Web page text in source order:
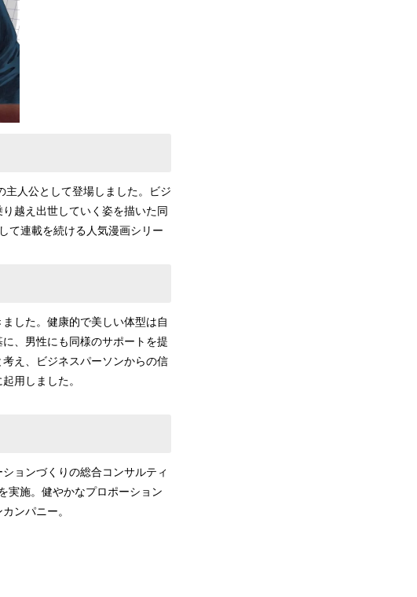
主人公として登場しました。ビジ
越え出世していく姿を描いた同
て連載を続ける人気漫画シリー
した。健康的で美しい体型は自
、男性にも同様のサポートを提
え、ビジネスパーソンからの信
用しました。
ョンづくりの総合コンサルティ
実施。健やかなプロポーション
ンパニー。